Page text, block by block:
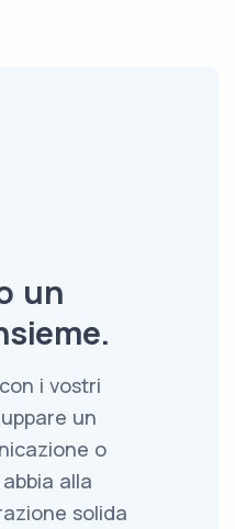
un
i vostri
un
o
alla
solida